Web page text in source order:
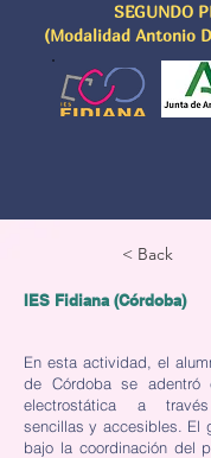
SEGUNDO
(Modalidad Antonio
< Back
IES Fidiana (Córdoba)
En esta actividad, el
de Córdoba se
electrostática a
sencillas y accesibles. El
bajo la coordinación del